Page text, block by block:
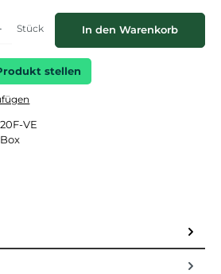
Wert ein oder benutze die
Stück In den Warenkorb
stellen
VE